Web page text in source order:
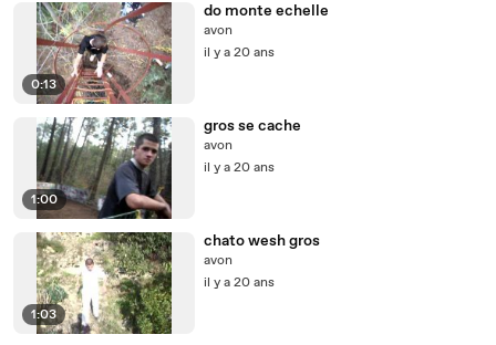
0:13
do monte echelle
avon
il y a 20 ans
1:00
gros se cache
avon
il y a 20 ans
1:03
chato wesh gros
avon
il y a 20 ans